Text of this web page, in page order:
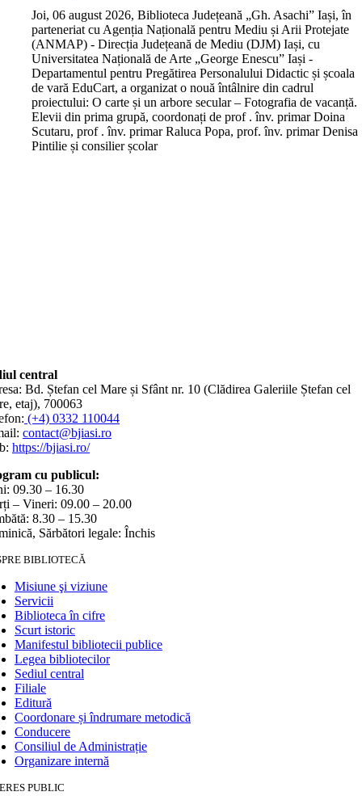
Joi, 06 august 2026, Biblioteca Județeană „Gh. Asachi” Iași, în
parteneriat cu Agenția Națională pentru Mediu și Arii Protejate
(ANMAP) - Direcția Județeană de Mediu (DJM) Iași, cu
Universitatea Națională de Arte „George Enescu” Iași -
Departamentul pentru Pregătirea Personalului Didactic și școala
de vară EduCart, a organizat o nouă întâlnire din cadrul
proiectului: O carte și un arbore secular – Fotografia de vacanță.
Elevii din prima grupă, coordonați de prof . înv. primar Doina
Scutaru, prof . înv. primar Raluca Popa, prof. înv. primar Denisa
Pintilie și consilier școlar
central
Bd. Ștefan cel Mare și Sfânt nr. 10 (Clădirea Galeriile Ștefan cel
etaj), 700063
(+4) 0332 110044
contact@bjiasi.ro
https://bjiasi.ro/
cu publicul:
09.30 – 16.30
– Vineri: 09.00 – 20.00
8.30 – 15.30
Sărbători legale: Închis
BIBLIOTECĂ
Misiune şi viziune
Servicii
Biblioteca în cifre
Scurt istoric
Manifestul bibliotecii publice
Legea bibliotecilor
Sediul central
Filiale
Editură
Coordonare și îndrumare metodică
Conducere
Consiliul de Administrație
Organizare internă
PUBLIC